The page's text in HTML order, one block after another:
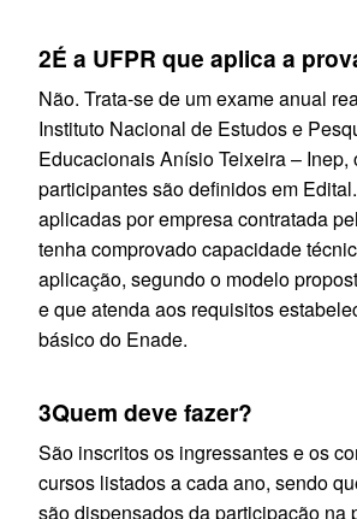
2É a UFPR que aplica a
Não. Trata-se de um exame anual
Instituto Nacional de Estudos e
Educacionais Anísio Teixeira – Inep,
participantes são definidos em
aplicadas por empresa contratada
tenha comprovado capacidade
aplicação, segundo o modelo
e que atenda aos requisitos
básico do Enade.
3Quem deve fazer?
São inscritos os ingressantes e os
cursos listados a cada ano, sendo
são dispensados da participação na